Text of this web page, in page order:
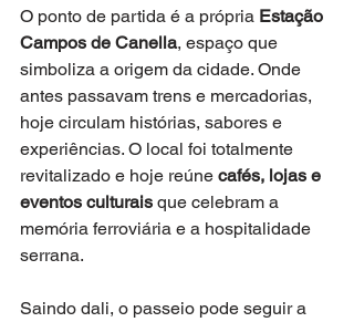
O ponto de partida é a própria Estação
Campos de Canella, espaço que
simboliza a origem da cidade. Onde
antes passavam trens e mercadorias,
hoje circulam histórias, sabores e
experiências. O local foi totalmente
revitalizado e hoje reúne cafés, lojas e
eventos culturais que celebram a
memória ferroviária e a hospitalidade
serrana.
Saindo dali, o passeio pode seguir a